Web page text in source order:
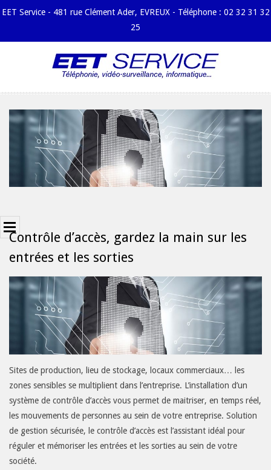
EET Service - 481 rue Clément Ader, EVREUX - Téléphone : 02 32 31 32
25
Navigation
Menu
Principal
Chantiers
Entreprise
Espace
Téléphonie
Alarme
Incendie
Alarme
Intrusion
Vidéo
2017-
04-
Contrôle d’accès, gardez la main sur les
entrées et les sorties
Sites de production, lieu de stockage, locaux commerciaux… les
zones sensibles se multiplient dans l’entreprise. L’installation d’un
système de contrôle d’accès vous permet de maitriser, en temps réel,
les mouvements de personnes au sein de votre entreprise. Solution
de gestion sécurisée, le contrôle d’accès est l’assistant idéal pour
réguler et mémoriser les entrées et les sorties au sein de votre
société.